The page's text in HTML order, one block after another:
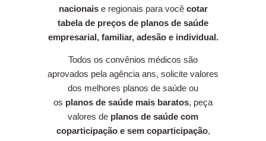
nacionaise regionais para você cotar
tabela de preços de planos de saúde
empresarial, familiar, adesão e individual.
Todos os convênios médicos são
aprovados pela agência ans, solicite valores
dos melhores planos de saúde ou
os planos de saúde mais baratos, peça
valores de planos de saúde com
coparticipação e sem coparticipação,